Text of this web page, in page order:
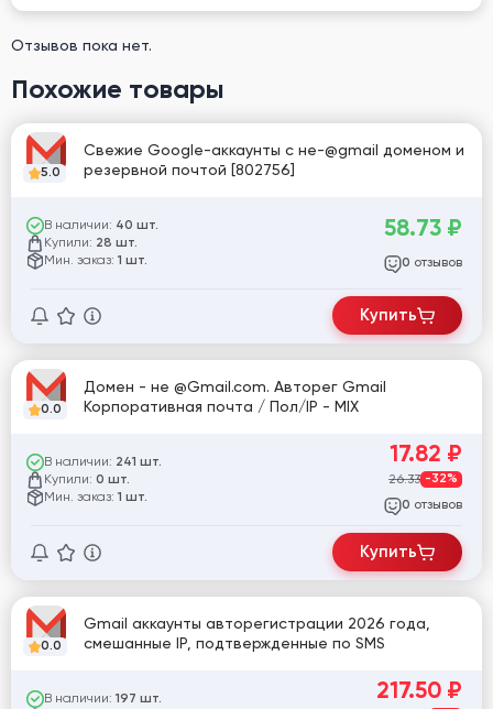
Отзывов пока нет.
Похожие товары
5.0
Свежие Google-аккаунты с не-@gmail доменом и
резервной почтой [802756]
В наличии: 40 шт.
Купили: 28 шт.
Мин. заказ: 1 шт.
58.73 ₽
0 отзывов
Купить
0.0
Домен - не @Gmail.com. Авторег Gmail
Корпоративная почта / Пол/IP - MIX
В наличии: 241 шт.
Купили: 0 шт.
Мин. заказ: 1 шт.
17.82 ₽
26.33 -32%
0 отзывов
Купить
0.0
Gmail аккаунты авторегистрации 2026 года,
смешанные IP, подтвержденные по SMS
В наличии: 197 шт. 217.50 ₽